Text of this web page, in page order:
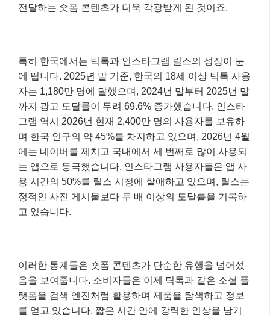
전달하는 숏폼 콘텐츠가 더욱 각광받게 된 것이죠.
특히 한국에서는 틱톡과 인스타그램 릴스의 성장이 눈
에 띕니다. 2025년 말 기준, 한국의 18세 이상 틱톡 사용
자는 1,180만 명에 달했으며, 2024년 말부터 2025년 말
까지 광고 도달률이 무려 69.6% 증가했습니다. 인스타
그램 역시 2026년 현재 2,400만 명의 사용자를 보유하
며 한국 인구의 약 45%를 차지하고 있으며, 2026년 4월
에는 네이버를 제치고 국내에서 세 번째로 많이 사용되
는 앱으로 등극했습니다. 인스타그램 사용자들은 앱 사
용 시간의 50%를 릴스 시청에 할애하고 있으며, 릴스는
정적인 사진 게시물보다 두 배 이상의 도달률을 기록하
고 있습니다.
이러한 통계들은 숏폼 콘텐츠가 단순한 유행을 넘어섰
음을 보여줍니다. 소비자들은 이제 틱톡과 같은 소셜 플
랫폼을 검색 엔진처럼 활용하며 제품을 탐색하고 정보
를 얻고 있습니다. 짧은 시간 안에 강력한 인상을 남기